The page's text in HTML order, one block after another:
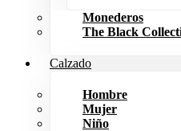
Monederos
The Black
Calzado
Hombre
Mujer
Niño